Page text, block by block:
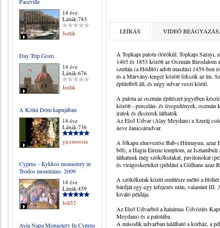
14 éve
Látták:783
Jedlik
Day Trip Gozo
14 éve
Látták:676
Jedlik
A Kölni Dóm kapujában
14 éve
Látták:736
gicziterezia
Cyprus - Kykkos monastery in
Trodos mountains. 2009
14 éve
Látták:459
Joli52
Ayia Napa Monastery In Cyprus
LEÍRÁS VIDEÓ
A Topkapı palota (törökül: Topkapı
1465 és 1853 között az Oszmán
szultán (a Hódító) adott utasítást 1459-ben
és a Márvány-tenger között fekszik az ún.
épületből áll, és négy udvar veszi körül.
A palota az oszmán építészet jegyében
között - porcelán- és üvegedények,
iratok és ékszerek láthatók
Az Első Udvar (Alay Meydanı) a Szeráj
neve Janicsárudvar.
A főkapu elnevezése Bab-ı Hümayun,
ből), a Hagia Eirene templom, az
láthatunk még szökőkutakat, pavilonokat
és virágoskerteket (például a Gülhane azaz
A szökőkutak közül említésre méltó a
bárdját egy-egy lefejezés után, valamint
kiváló példája.
Az Első Udvarból a hatalmas Üdvözlés
Meydanı) és a palotába.
A második udvarban található a kórház, a